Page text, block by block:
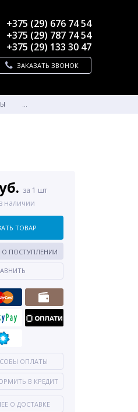
+375 (29) 676 74 54
+375 (29) 787 74 54
+375 (29) 133 30 47
ЗАКАЗАТЬ ЗВОНОК
...
за 1 шт
наличии
ТОВАР
ПОСТУПЛЕНИИ
ОПЛАТЫ
В КРЕДИТ
О ДОСТАВКЕ